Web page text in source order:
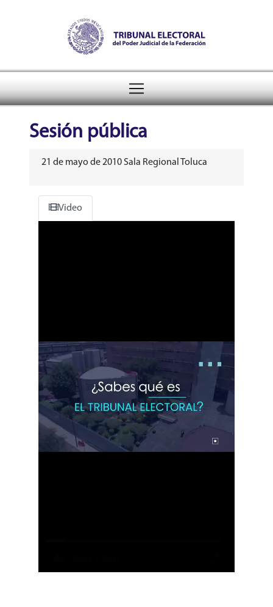
Tribunal Electoral del
header
Sesión pública
21 de mayo de 2010 Sala Regional Toluca
Video